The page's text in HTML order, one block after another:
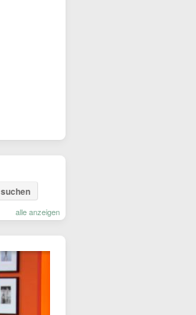
suchen
alle anzeigen